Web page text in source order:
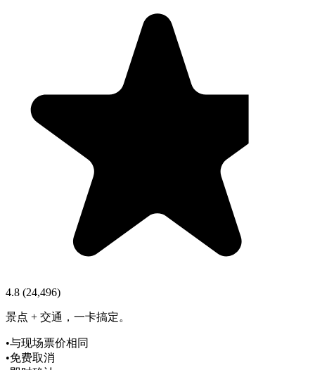
4.8 (24,496)
景点 + 交通，一卡搞定。
•与现场票价相同
•免费取消